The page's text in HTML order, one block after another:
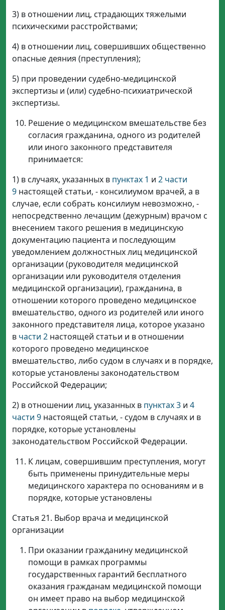
3) в отношении лиц, страдающих тяжелыми
психическими расстройствами;
4) в отношении лиц, совершивших общественно
опасные деяния (преступления);
5) при проведении судебно-медицинской
экспертизы и (или) судебно-психиатрической
экспертизы.
Решение о медицинском вмешательстве без
согласия гражданина, одного из родителей
или иного законного представителя
принимается:
1) в случаях, указанных в пунктах 1 и 2 части
9 настоящей статьи, - консилиумом врачей, а в
случае, если собрать консилиум невозможно, -
непосредственно лечащим (дежурным) врачом с
внесением такого решения в медицинскую
документацию пациента и последующим
уведомлением должностных лиц медицинской
организации (руководителя медицинской
организации или руководителя отделения
медицинской организации), гражданина, в
отношении которого проведено медицинское
вмешательство, одного из родителей или иного
законного представителя лица, которое указано
в части 2 настоящей статьи и в отношении
которого проведено медицинское
вмешательство, либо судом в случаях и в порядке,
которые установлены законодательством
Российской Федерации;
2) в отношении лиц, указанных в пунктах 3 и 4
части 9 настоящей статьи, - судом в случаях и в
порядке, которые установлены
законодательством Российской Федерации.
К лицам, совершившим преступления, могут
быть применены принудительные меры
медицинского характера по основаниям и в
порядке, которые установлены
Статья 21. Выбор врача и медицинской
организации
При оказании гражданину медицинской
помощи в рамках программы
государственных гарантий бесплатного
оказания гражданам медицинской помощи
он имеет право на выбор медицинской